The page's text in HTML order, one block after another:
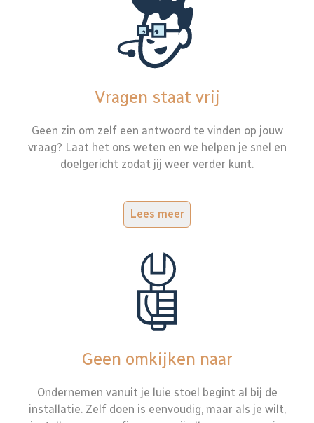
Vragen staat vrij
Geen zin om zelf een antwoord te vinden op jouw
vraag? Laat het ons weten en we helpen je snel en
doelgericht zodat jij weer verder kunt.
Lees meer
Geen omkijken naar
Ondernemen vanuit je luie stoel begint al bij de
installatie. Zelf doen is eenvoudig, maar als je wilt,